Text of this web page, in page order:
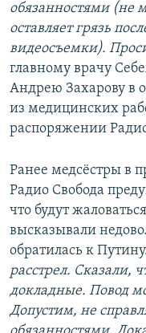
обязанностями (не
оставляет грязь
видеосъемки).
главному врачу
Андрею Захарову в
из медицинских
распоряжении
Ранее медсёстры в
Радио Свобода
что будут
высказывали
обратилась к
расстрел. Сказали,
докладные. Повод
Допустим, не